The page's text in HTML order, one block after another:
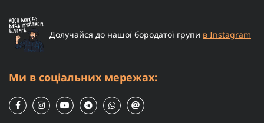
Долучайся до нашої бородатої групи в Instagram
Ми в соціальних мережах: